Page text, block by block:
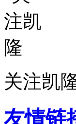
关注凯
友情链